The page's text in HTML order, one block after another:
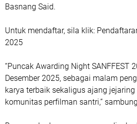
Basnang Said.
Untuk mendaftar, sila klik:
2025
“Puncak Awarding Night SANFFEST
Desember 2025, sebagai malam
karya terbaik sekaligus ajang
komunitas perfilman santri,”